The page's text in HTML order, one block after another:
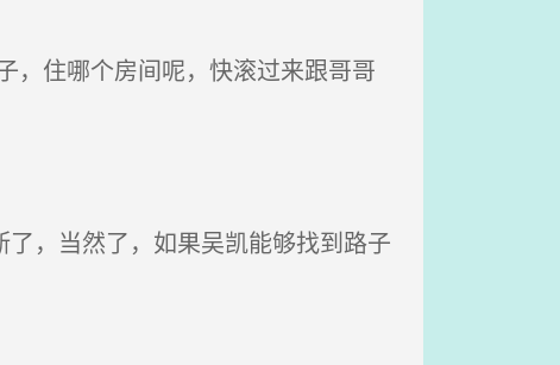
，住哪个房间呢，快滚过来跟哥哥
，当然了，如果吴凯能够找到路子